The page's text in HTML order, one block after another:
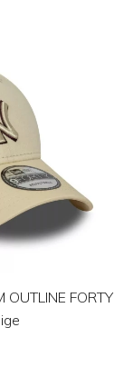
OUTLINE FORTY